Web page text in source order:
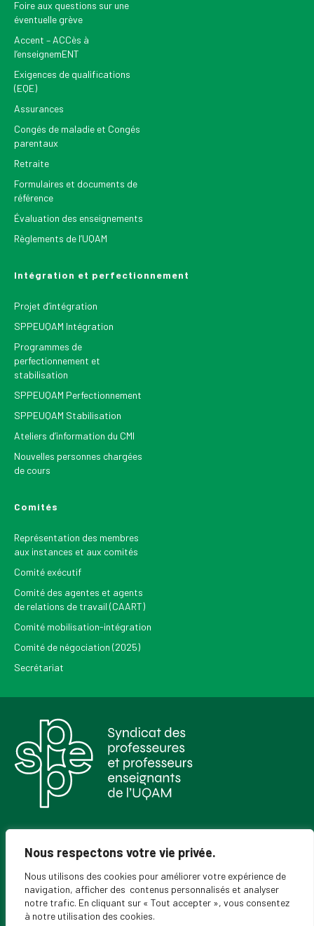
Nous respectons votre vie privée.
Nous utilisons des cookies pour améliorer votre expérience de
navigation, afficher des contenus personnalisés et analyser
notre trafic. En cliquant sur « Tout accepter », vous consentez
à notre utilisation des cookies.
Foire aux questions sur une
éventuelle grève
Accent – ACCès à
l’enseignemENT
Exigences de qualifications
(EQE)
Assurances
Congés de maladie et Congés
parentaux
Retraite
Formulaires et documents de
référence
Évaluation des enseignements
Règlements de l’UQAM
Intégration et perfectionnement
Projet d’intégration
SPPEUQAM Intégration
Programmes de
perfectionnement et
stabilisation
SPPEUQAM Perfectionnement
SPPEUQAM Stabilisation
Ateliers d’information du CMI
Nouvelles personnes chargées
de cours
Comités
Représentation des membres
aux instances et aux comités
Comité exécutif
Comité des agentes et agents
de relations de travail (CAART)
Comité mobilisation-intégration
Comité de négociation (2025)
Secrétariat